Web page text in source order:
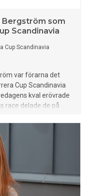
Bergström som
Scandinavia
Cup Scandinavia
var förarna det
Cup Scandinavia
kval erövrade
race delade de på
inför den andra
Arena i Fällfors 13-